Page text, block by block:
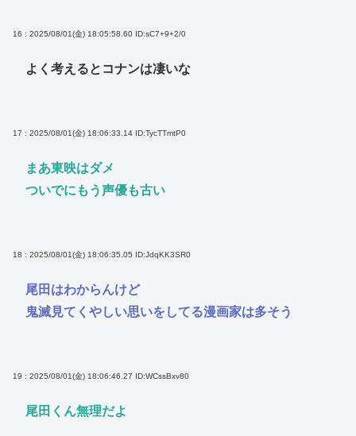
16 : 2025/08/01(金) 18:05:58.60 ID:sC7+9+2/0
よく考えるとコナンは凄いな
17 : 2025/08/01(金) 18:06:33.14 ID:TycTTmtP0
まあ東映はダメ
ついでにもう声優も古い
18 : 2025/08/01(金) 18:06:35.05 ID:JdqKK3SR0
尾田はわからんけど
鬼滅見てくやしい思いをしてる漫画家は多そう
19 : 2025/08/01(金) 18:06:46.27 ID:WCssBxv80
尾田くん無理だよ